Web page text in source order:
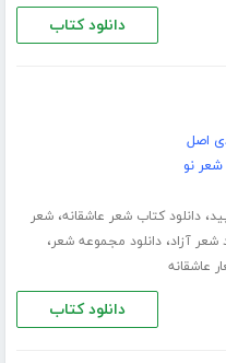
دانلود کتاب
اصل
نو
،دانلود کتاب شعر عاشقانه،شعر
شعر آزاد،دانلود مجموعه شعر،
عاشقانه
دانلود کتاب